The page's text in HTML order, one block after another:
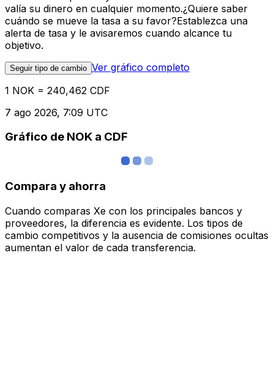
valía su dinero en cualquier momento.¿Quiere saber
cuándo se mueve la tasa a su favor?Establezca una
alerta de tasa y le avisaremos cuando alcance tu
objetivo.
Seguir tipo de cambio Ver gráfico completo
1 NOK = 240,462 CDF
7 ago 2026, 7:09 UTC
Gráfico de NOK a CDF
Compara y ahorra
Cuando comparas Xe con los principales bancos y
proveedores, la diferencia es evidente. Los tipos de
cambio competitivos y la ausencia de comisiones ocultas
aumentan el valor de cada transferencia.